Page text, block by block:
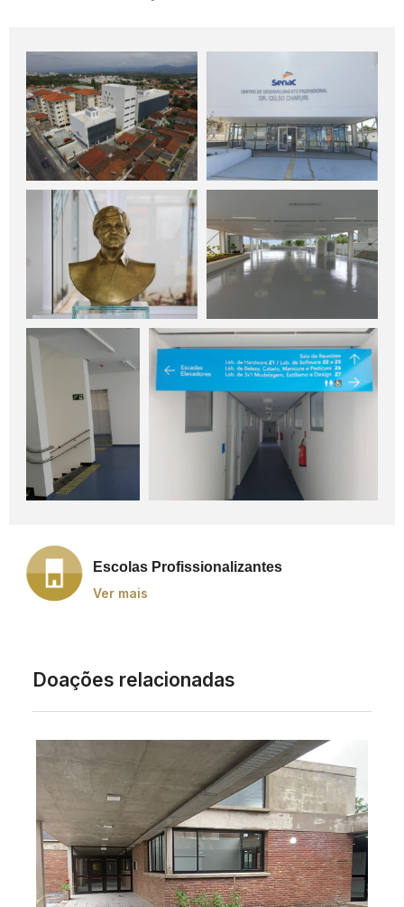
Escolas Profissionalizantes
Ver mais
Doações relacionadas